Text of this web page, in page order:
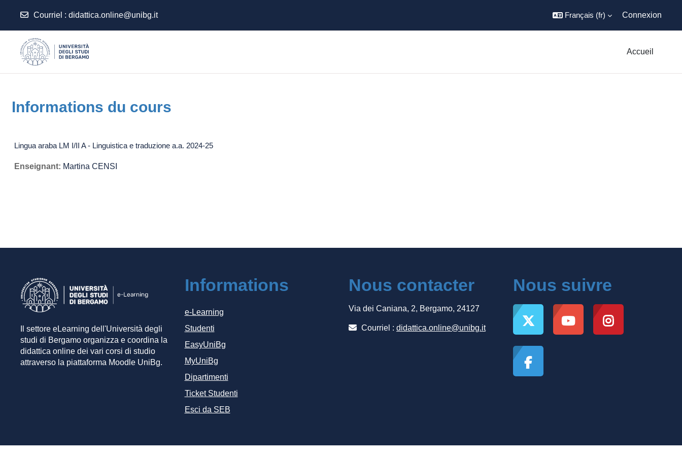
Courriel : didattica.online@unibg.it Français ‎(fr)‎ Connexion
Accueil
Informations du cours
Lingua araba LM I/II A - Linguistica e traduzione a.a. 2024-25
Enseignant: Martina CENSI
Il settore eLearning dell'Università degli
studi di Bergamo organizza e coordina la
didattica online dei vari corsi di studio
attraverso la piattaforma Moodle UniBg.
Informations
e-Learning
Studenti
EasyUniBg
MyUniBg
Dipartimenti
Ticket Studenti
Esci da SEB
Nous contacter
Via dei Caniana, 2, Bergamo, 24127
Courriel : didattica.online@unibg.it
Nous suivre